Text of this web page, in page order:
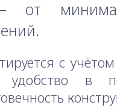
— от
с
удобство в